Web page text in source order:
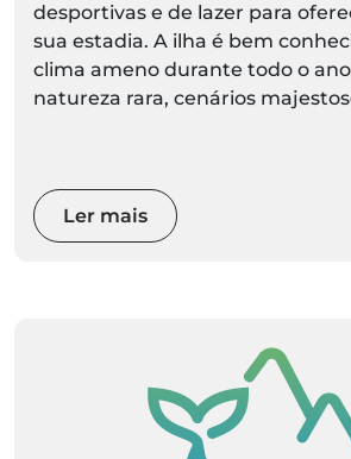
desportivas e de lazer para
sua estadia. A ilha é bem
clima ameno durante todo o
natureza rara, cenários
Ler mais